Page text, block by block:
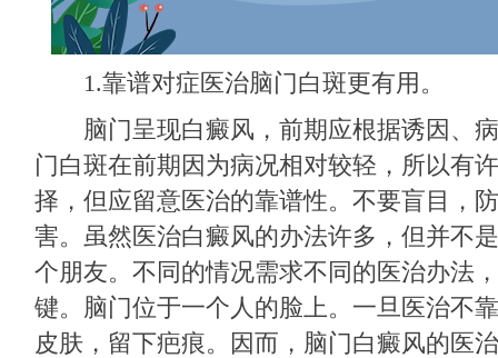
1.靠谱对症医治脑门白斑更有用。
脑门呈现白癜风，前期应根据诱因、病
门白斑在前期因为病况相对较轻，所以有
择，但应留意医治的靠谱性。不要盲目，
害。虽然医治白癜风的办法许多，但并不
个朋友。不同的情况需求不同的医治办法
键。脑门位于一个人的脸上。一旦医治不
皮肤，留下疤痕。因而，脑门白癜风的医